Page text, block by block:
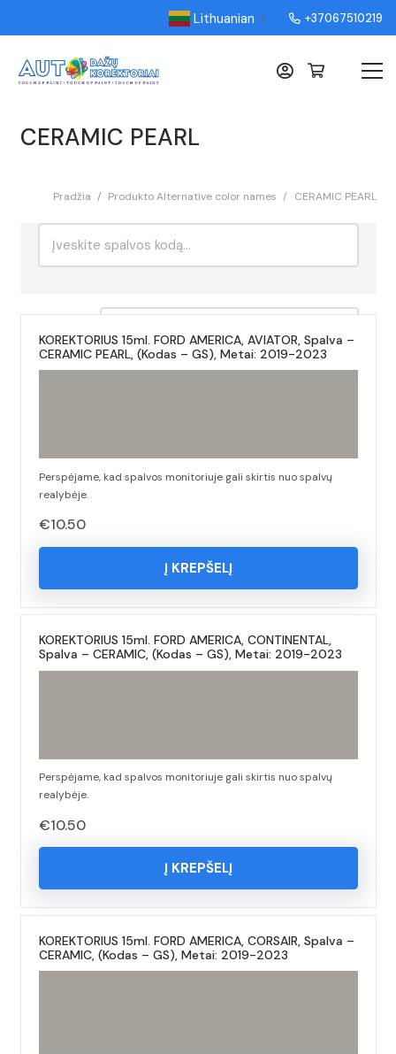
Lithuanian ▼ +37067510219
CERAMIC PEARL
Pradžia / Produkto Alternative color names / CERAMIC PEARL
KOREKTORIUS 15ml. FORD AMERICA, AVIATOR, Spalva –
CERAMIC PEARL, (Kodas – GS), Metai: 2019-2023
Perspėjame, kad spalvos monitoriuje gali skirtis nuo spalvų
realybėje.
€10.50
Į KREPŠELĮ
KOREKTORIUS 15ml. FORD AMERICA, CONTINENTAL,
Spalva – CERAMIC, (Kodas – GS), Metai: 2019-2023
Perspėjame, kad spalvos monitoriuje gali skirtis nuo spalvų
realybėje.
€10.50
Į KREPŠELĮ
KOREKTORIUS 15ml. FORD AMERICA, CORSAIR, Spalva –
CERAMIC, (Kodas – GS), Metai: 2019-2023